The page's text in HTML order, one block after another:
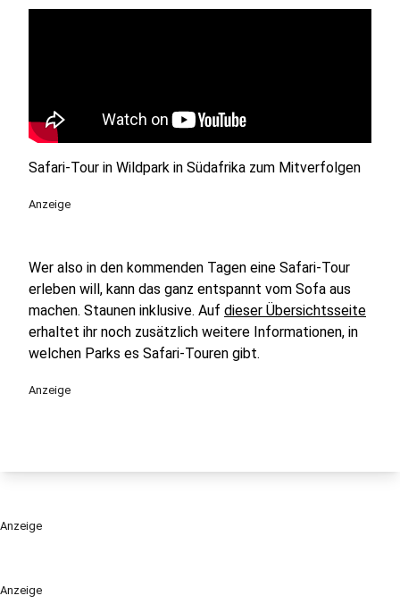
Anzeige
Safari-Tour in Wildpark in Südafrika zum Mitverfolgen
Anzeige
Wer also in den kommenden Tagen eine Safari-Tour
erleben will, kann das ganz entspannt vom Sofa aus
machen. Staunen inklusive. Auf dieser Übersichtsseite
erhaltet ihr noch zusätzlich weitere Informationen, in
welchen Parks es Safari-Touren gibt.
Anzeige
Anzeige